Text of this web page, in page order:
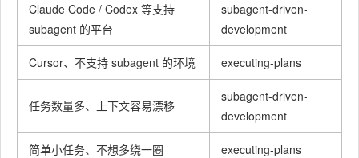
Claude Code / Codex 等支持
subagent 的平台
subagent-driven-
development
Cursor、不支持 subagent 的环境 executing-plans
任务数量多、上下文容易漂移
subagent-driven-
development
简单小任务、不想多绕一圈 executing-plans